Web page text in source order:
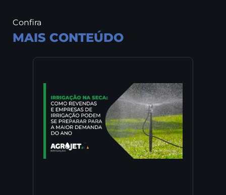
Confira
MAIS CONTEÚDO